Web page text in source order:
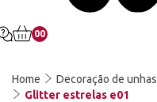
00
Home Decoração de unhas
Glitter estrelas e01